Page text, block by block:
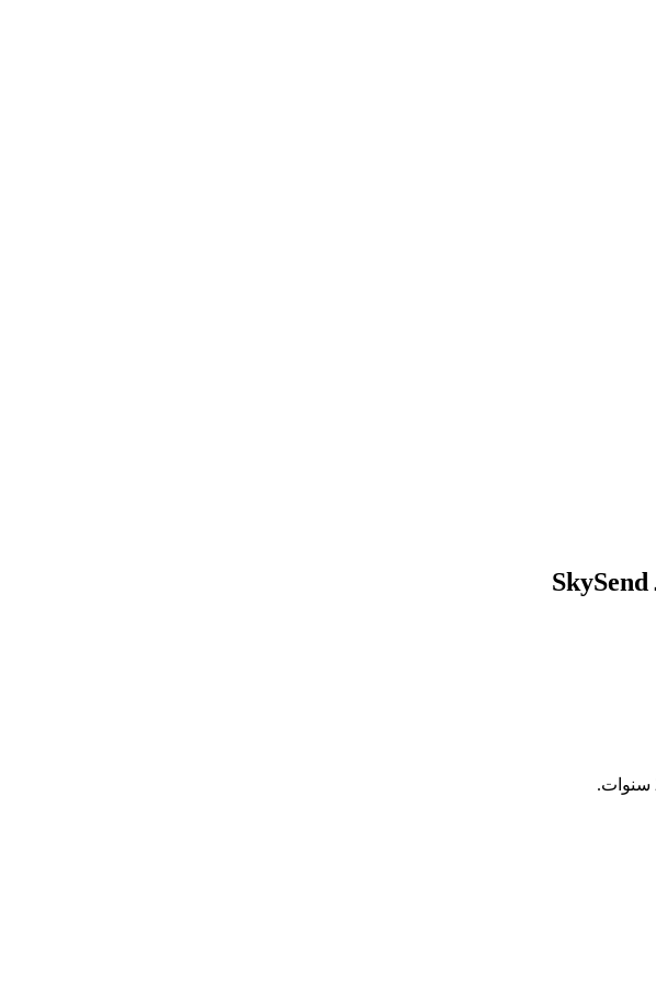
تتجدّد مقابل MAD ⁦103.99⁩/الشهر لـ2 سنوات.